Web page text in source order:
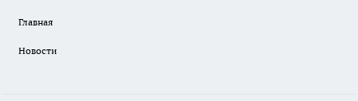
Главная
Новости